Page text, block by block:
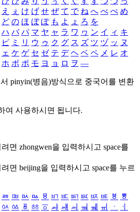
え ぇ け げ せ ぜ て で ね へ べ ぺ め
ど の ほ ぼ ぽ も よ ょ ろ を
ハ バ パ マ ヤ ャ ラ ワ ヮ ン イ ィ キ
ピ ミ リ ウ ゥ ク グ ス ズ ツ ヅ ッ ヌ
ェ ケ ゲ セ ゼ テ デ ヘ ベ ペ メ レ オ
ホ ボ ポ モ ヨ ョ ロ ヲ ―
pinyin(병음)방식으로 중국어를 변환
여 사용하시면 됩니다.
면 zhongwen을 입력하시고 space를
면 beijing을 입력하시고 space를 누르
ㅭ ㅮ ㅯ ㅰ ㅱ ㅲ ㅳ ㅴ ㅵ ㅶ ㅷ ㅸ
ㅹ
ㆂ ㆃ ㆄ ㆅ ㆆ ㆇ ㆈ ㆉ ㆊ ㆋ ㆌ ㆍ
ㆎ